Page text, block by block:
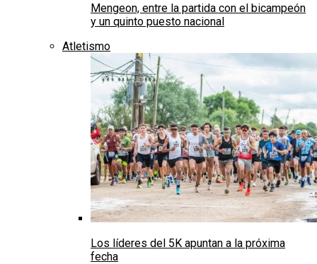
Mengeon, entre la partida con el bicampeón
y un quinto puesto nacional
Atletismo
Los líderes del 5K apuntan a la próxima
fecha